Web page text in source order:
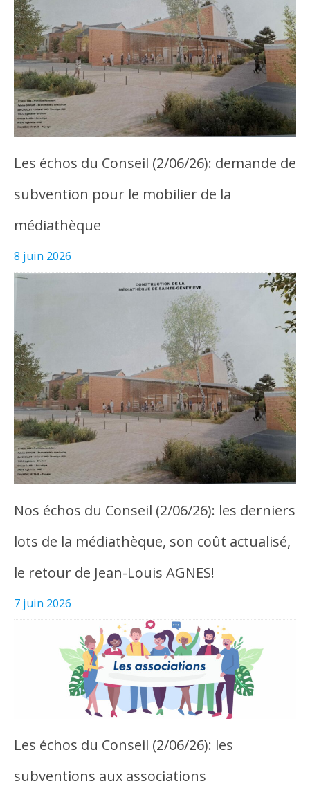
Les échos du Conseil (2/06/26): demande de
subvention pour le mobilier de la
médiathèque
8 juin 2026
Nos échos du Conseil (2/06/26): les derniers
lots de la médiathèque, son coût actualisé,
le retour de Jean-Louis AGNES!
7 juin 2026
Les échos du Conseil (2/06/26): les
subventions aux associations